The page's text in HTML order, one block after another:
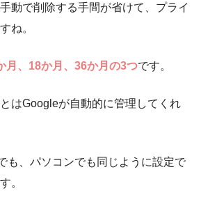
動で削除する手間が省けて、プライ
ね。
月、18か月、36か月の3つです。
はGoogleが自動的に管理してくれ
も、パソコンでも同じように設定で
。